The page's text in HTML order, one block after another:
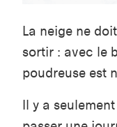
La neige ne
sortir : avec le
poudreuse est
Il y a